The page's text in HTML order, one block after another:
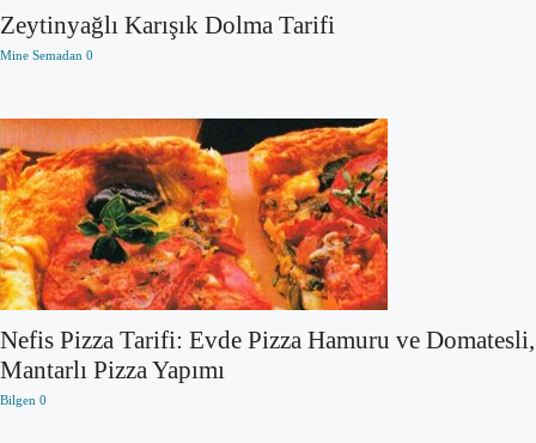
Zeytinyağlı Karışık Dolma Tarifi
Mine Semadan 0
Nefis Pizza Tarifi: Evde Pizza Hamuru ve Domatesli,
Mantarlı Pizza Yapımı
Bilgen 0